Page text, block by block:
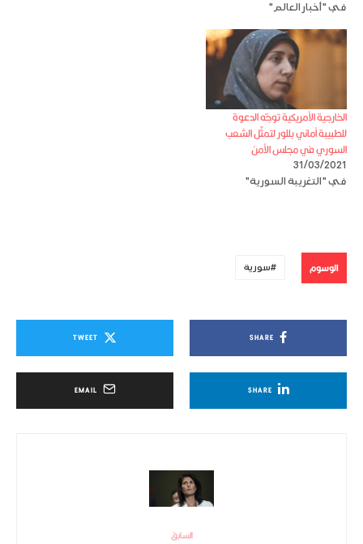
في "أخبار العالم"
الخارجية الأمريكية توجّه الدعوة
للطبيبة أماني بللور لتمثّل الشعب
السوري في مجلس الأمن
31/03/2021
في "التغريبة السورية"
الوسوم سورية
SHARE
TWEET
SHARE
EMAIL
السابق